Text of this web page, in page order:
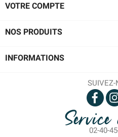
VOTRE COMPTE
NOS PRODUITS
INFORMATIONS
SUIVEZ-
02-40-